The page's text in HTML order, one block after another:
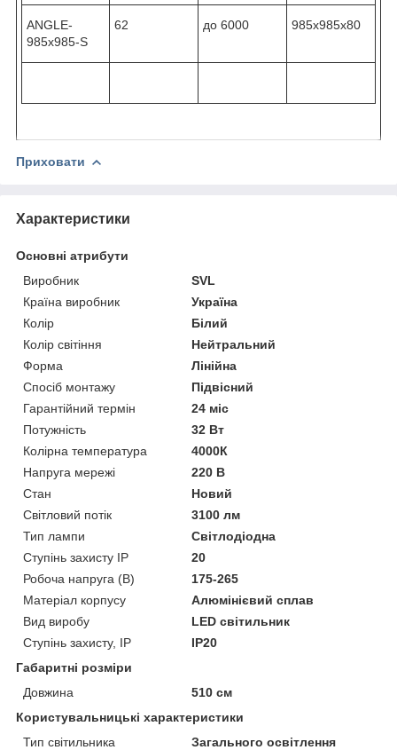
ANGLE-
985x985-S
62 до 6000 985х985х80
Приховати
Характеристики
Основні атрибути
Виробник
SVL
Країна виробник
Україна
Колір
Білий
Колір світіння
Нейтральний
Форма
Лінійна
Спосіб монтажу
Підвісний
Гарантійний термін
24 міс
Потужність
32 Вт
Колірна температура
4000К
Напруга мережі
220 В
Стан
Новий
Світловий потік
3100 лм
Тип лампи
Світлодіодна
Ступінь захисту IP
20
Робоча напруга (В)
175-265
Матеріал корпусу
Алюмінієвий сплав
Вид виробу
LED світильник
Ступінь захисту, IP
IP20
Габаритні розміри
Довжина
510 см
Користувальницькі характеристики
Тип світильника
Загального освітлення